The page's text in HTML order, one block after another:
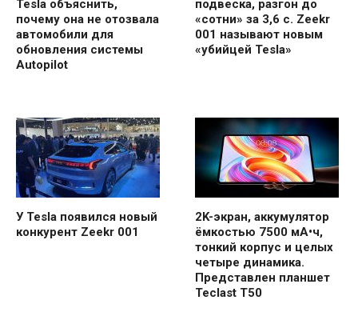
Tesla объяснить,
почему она не отозвала
автомобили для
обновления системы
Autopilot
подвеска, разгон до
«сотни» за 3,6 с. Zeekr
001 называют новым
«убийцей Tesla»
У Tesla появился новый
конкурент Zeekr 001
2K-экран, аккумулятор
ёмкостью 7500 мА•ч,
тонкий корпус и целых
четыре динамика.
Представлен планшет
Teclast T50